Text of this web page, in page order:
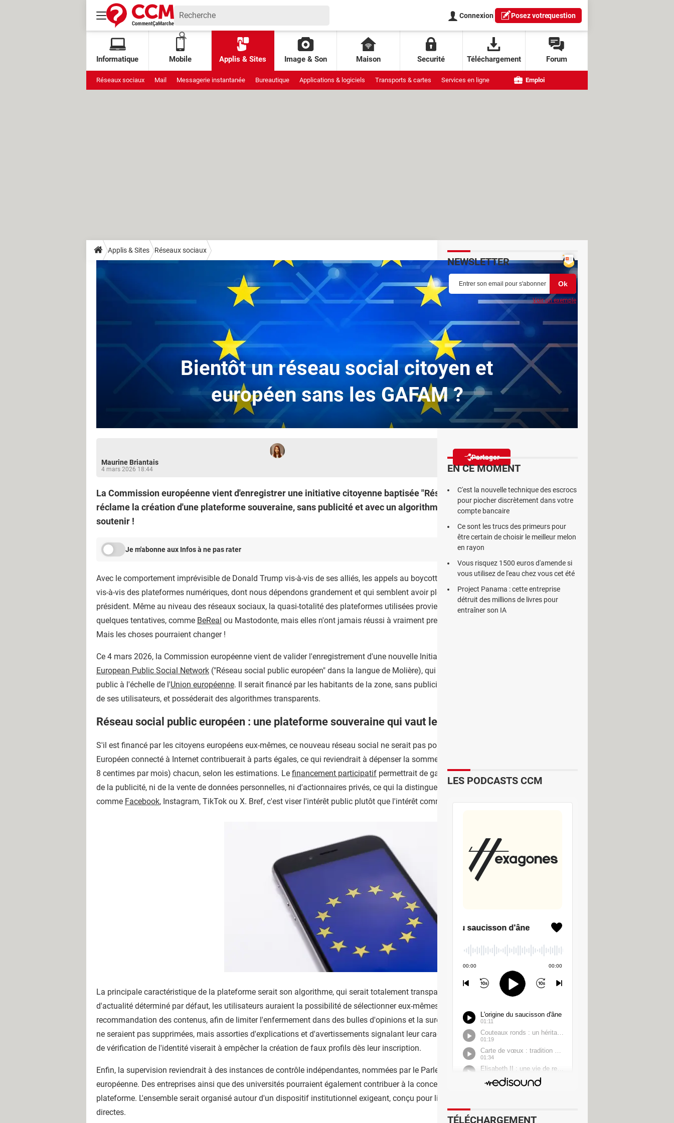
Connexion Posez votrequestion
Informatique Mobile Applis & Sites Image & Son Maison Securité Téléchargement Forum
Réseaux sociaux Mail Messagerie instantanée Bureautique Applications & logiciels Transports & cartes Services en ligne Emploi
Applis & Sites Réseaux sociaux
Bientôt un réseau social citoyen et
européen sans les GAFAM ?
Maurine Briantais
4 mars 2026 18:44
Partager
La Commission européenne vient d'enregistrer une initiative citoyenne baptisée "Réseau social public européen", qui
réclame la création d'une plateforme souveraine, sans publicité et avec un algorithme transparent. Un projet à
soutenir !
Je m'abonne aux Infos à ne pas rater
Avec le comportement imprévisible de Donald Trump vis-à-vis de ses alliés, les appels au boycott se multiplient en Europe, notamment
vis-à-vis des plateformes numériques, dont nous dépendons grandement et qui semblent avoir ployé le genou devant leur nouveau
président. Même au niveau des réseaux sociaux, la quasi-totalité des plateformes utilisées proviennent des Etats-Unis. Il y a bien eu
quelques tentatives, comme BeReal ou Mastodonte, mais elles n'ont jamais réussi à vraiment prendre racine après leur buzz temporaire.
Mais les choses pourraient changer !
Ce 4 mars 2026, la Commission européenne vient de valider l'enregistrement d'une nouvelle Initiative Citoyenne Européenne baptisée
European Public Social Network ("Réseau social public européen" dans la langue de Molière), qui propose la création d'un réseau social
public à l'échelle de l'Union européenne. Il serait financé par les habitants de la zone, sans publicité ni revente de données personnelles
de ses utilisateurs, et posséderait des algorithmes transparents.
Réseau social public européen : une plateforme souveraine qui vaut le "coût"
S'il est financé par les citoyens européens eux-mêmes, ce nouveau réseau social ne serait pas pour autant un poids à porter. Chaque
Européen connecté à Internet contribuerait à parts égales, ce qui reviendrait à dépenser la somme symbolique d'un euro par an (soit
8 centimes par mois) chacun, selon les estimations. Le financement participatif permettrait de garantir que la plateforme ne dépende ni
de la publicité, ni de la vente de données personnelles, ni d'actionnaires privés, ce qui la distinguerait des réseaux sociaux dominants
comme Facebook, Instagram, TikTok ou X. Bref, c'est viser l'intérêt public plutôt que l'intérêt commercial !
La principale caractéristique de la plateforme serait son algorithme, qui serait totalement transparent. Au lieu de se voir imposer un fil
d'actualité déterminé par défaut, les utilisateurs auraient la possibilité de sélectionner eux-mêmes le mode d'affichage et de
recommandation des contenus, afin de limiter l'enfermement dans des bulles d'opinions et la surenchère algorithmique. Les fake news
ne seraient pas supprimées, mais assorties d'explications et d'avertissements signalant leur caractère inexact. Enfin, un dispositif clair
de vérification de l'identité viserait à empêcher la création de faux profils dès leur inscription.
Enfin, la supervision reviendrait à des instances de contrôle indépendantes, nommées par le Parlement européen et le Conseil de l'Union
européenne. Des entreprises ainsi que des universités pourraient également contribuer à la conception et à l'exploitation technique de la
plateforme. L'ensemble serait organisé autour d'un dispositif institutionnel exigeant, conçu pour limiter les interférences politiques
directes.
NEWSLETTER
Voir un exemple
EN CE MOMENT
C'est la nouvelle technique des escrocs
pour piocher discrètement dans votre
compte bancaire
Ce sont les trucs des primeurs pour
être certain de choisir le meilleur melon
en rayon
Vous risquez 1500 euros d'amende si
vous utilisez de l'eau chez vous cet été
Project Panama : cette entreprise
détruit des millions de livres pour
entraîner son IA
LES PODCASTS CCM
TÉLÉCHARGEMENT